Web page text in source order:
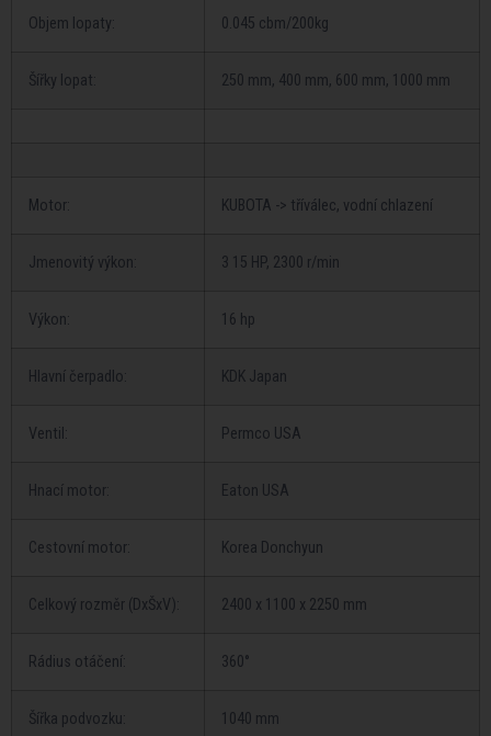
Objem lopaty: 0.045 cbm/200kg
Šířky lopat: 250 mm, 400 mm, 600 mm, 1000 mm
Motor: KUBOTA -> tříválec, vodní chlazení
Jmenovitý výkon: 3 15 HP, 2300 r/min
Výkon: 16 hp
Hlavní čerpadlo: KDK Japan
Ventil: Permco USA
Hnací motor: Eaton USA
Cestovní motor: Korea Donchyun
Celkový rozměr (DxŠxV): 2400 x 1100 x 2250 mm
Rádius otáčení: 360°
Šířka podvozku: 1040 mm